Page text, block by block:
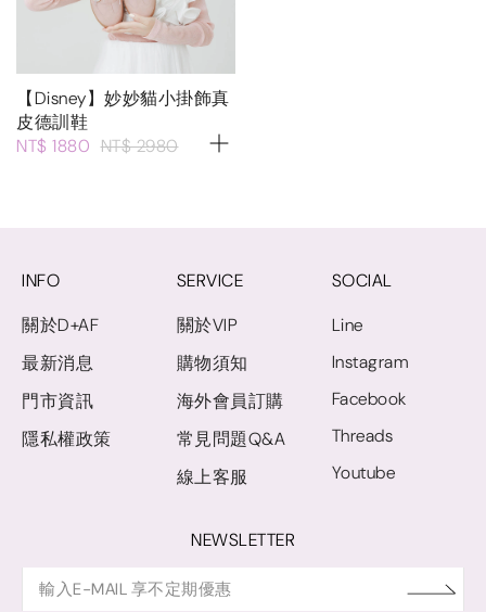
【Disney】妙妙貓小掛飾真
皮德訓鞋
NT$ 1880 NT$ 2980
INFO
關於D+AF
最新消息
門市資訊
隱私權政策
SERVICE
關於VIP
購物須知
海外會員訂購
常見問題Q&A
線上客服
SOCIAL
Line
Instagram
Facebook
Threads
Youtube
NEWSLETTER